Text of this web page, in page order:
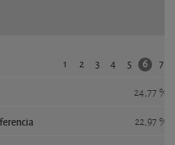
1 2 3 4 5 6 7
24,77 %
22,97 %